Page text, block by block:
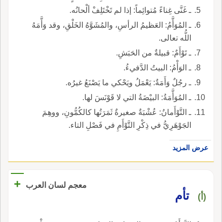
ـ غَنَّى غِناءً مُتوائِماً: إذا لم تَخْتَلِفْ ألْحانُه.
ـ المُوَأَّمُ: العَظيمُ الرأسِ، والمُشَوَّهُ الخَلْقِ، وقد وَأَّمَهُ
اللُّه تعالى.
ـ تَوْأَمٌ: قبيلةٌ من الحَبَشِ.
ـ الوَأْمُ: البيتُ الدَّفيءُ.
ـ رجُلٌ وَأَمَةٌ: يَعْمَلُ ويَحْكي ما يَصْنَعُ غيرُه.
ـ المُوَأَّمَةُ: البيْضَةُ التي لا قَوْنَسَ لها.
ـ التَّوْأَمانُ: عُشْبَةٌ صغيرةٌ ثَمَرَتُها كالكُمُّونِ، ووهِمَ
الجَوْهَرِيُّ في ذِكْرِ التَّوْأَمِ في فَصْلِ التاء.
عرض المزيد
معجم لسان العرب +
(أ) تأم